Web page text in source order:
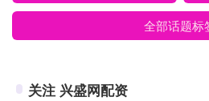
全部话题标
关注 兴盛网配资